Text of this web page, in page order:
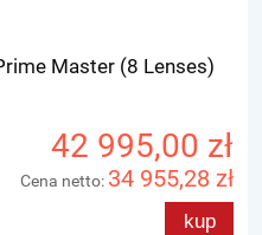
Master (8 Lenses)
42 995,00 zł
Cena netto: 34 955,28 zł
kup